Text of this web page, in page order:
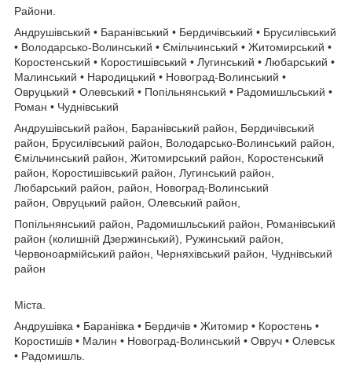
Райони.
Андрушівський • Баранівський • Бердичівський • Брусилівський
• Володарсько-Волинський • Ємільчинський • Житомирський •
Коростенський • Коростишівський • Лугинський • Любарський •
Малинський • Народицький • Новоград-Волинський •
Овруцький • Олевський • Попільнянський • Радомишльський •
Роман • Чуднівський
Андрушівський район, Баранівський район, Бердичівський
район, Брусилівський район, Володарсько-Волинський район,
Ємільчинський район, Житомирський район, Коростенський
район, Коростишівський район, Лугинський район,
Любарський район, район, Новоград-Волинський
район, Овруцький район, Олевський район,
Попільнянський район, Радомишльський район, Романівський
район (колишній Дзержинський), Ружинський район,
Червоноармійський район, Черняхівський район, Чуднівський
район
Міста.
Андрушівка • Баранівка • Бердичів • Житомир • Коростень •
Коростишів • Малин • Новоград-Волинський • Овруч • Олевськ
• Радомишль.